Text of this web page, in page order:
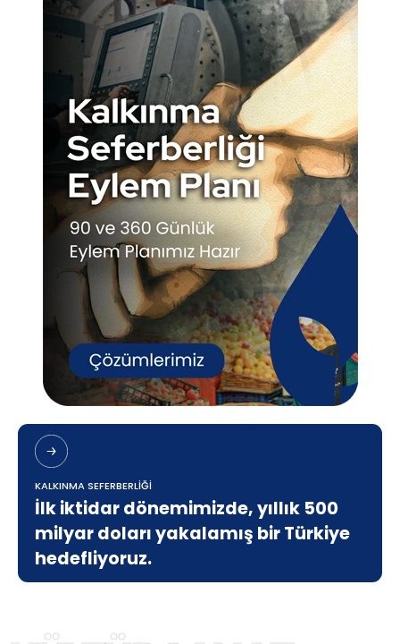
KALKINMA SEFERBERLİĞİ
İlk iktidar dönemimizde, yıllık 500
milyar doları yakalamış bir Türkiye
hedefliyoruz.